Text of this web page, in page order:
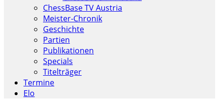
ChessBase TV Austria
Meister-Chronik
Geschichte
Partien
Publikationen
Specials
Titelträger
Termine
Elo